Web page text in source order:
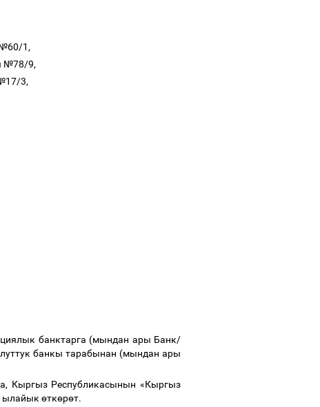
1,
№78/9,
3,
банктарга (мындан ары Банк/
банкы тарабынан (мындан ары
Кыргыз Республикасынын «Кыргыз
ылайык өткөрөт.